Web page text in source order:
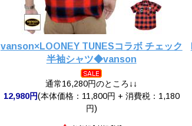
vanson×LOONEY TUNESコラボ チェック
半袖シャツ◆vanson
通常16,280円のところ↓↓
12,980円(本体価格：11,800円 + 消費税：1,180
円)